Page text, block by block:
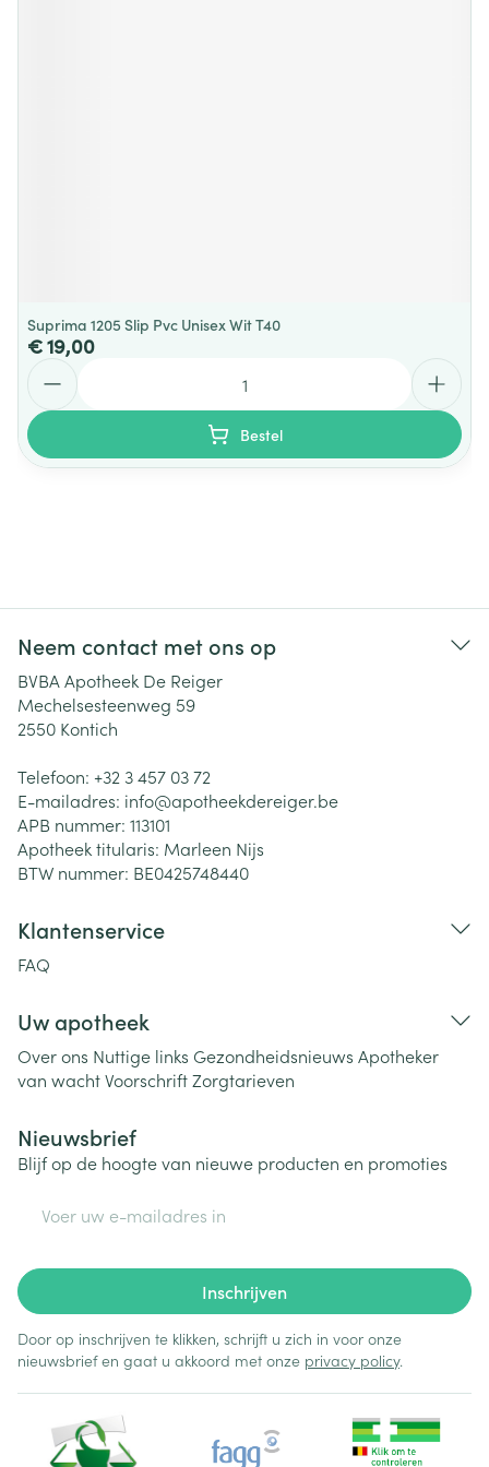
Suprima 1205 Slip Pvc Unisex Wit T40
€ 19,00
Bestel
Neem contact met ons op
BVBA Apotheek De Reiger
Mechelsesteenweg 59
2550 Kontich
Telefoon: +32 3 457 03 72
E-mailadres: info@apotheekdereiger.be
APB nummer: 113101
Apotheek titularis: Marleen Nijs
BTW nummer: BE0425748440
Klantenservice
FAQ
Uw apotheek
Over ons Nuttige links Gezondheidsnieuws Apotheker
van wachtVoorschriftZorgtarieven
Nieuwsbrief
Blijf op de hoogte van nieuwe producten en promoties
Inschrijven
Door op inschrijven te klikken, schrijft u zich in voor onze
nieuwsbrief en gaat u akkoord met onze privacy policy.